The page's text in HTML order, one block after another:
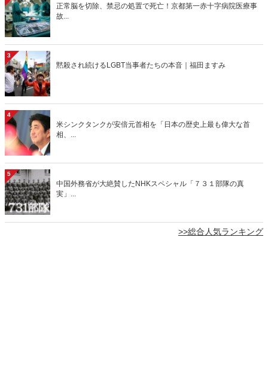
正常脳を切除、禁忌の処置で死亡！京都第一赤十字病院医療事
故...
3
黙殺され続けるLGBT当事者たちの本音｜福田ますみ
4
米シンクタンクが安倍元首相を「日本の歴史上最も偉大な首
相、...
5
中国外務省が大絶賛したNHKスペシャル「７３１部隊の真
実」...
>>総合人気ランキング